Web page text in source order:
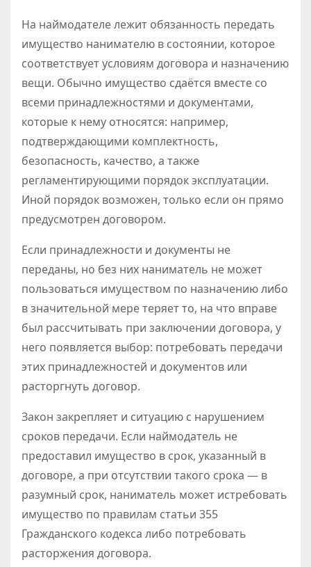
На наймодателе лежит обязанность передать
имущество нанимателю в состоянии, которое
соответствует условиям договора и назначению
вещи. Обычно имущество сдаётся вместе со
всеми принадлежностями и документами,
которые к нему относятся: например,
подтверждающими комплектность,
безопасность, качество, а также
регламентирующими порядок эксплуатации.
Иной порядок возможен, только если он прямо
предусмотрен договором.
Если принадлежности и документы не
переданы, но без них наниматель не может
пользоваться имуществом по назначению либо
в значительной мере теряет то, на что вправе
был рассчитывать при заключении договора, у
него появляется выбор: потребовать передачи
этих принадлежностей и документов или
расторгнуть договор.
Закон закрепляет и ситуацию с нарушением
сроков передачи. Если наймодатель не
предоставил имущество в срок, указанный в
договоре, а при отсутствии такого срока — в
разумный срок, наниматель может истребовать
имущество по правилам статьи 355
Гражданского кодекса либо потребовать
расторжения договора.